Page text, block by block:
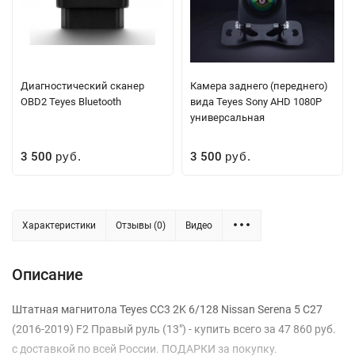
Диагностический сканер
OBD2 Teyes Bluetooth
3 500 руб.
Камера заднего (переднего)
вида Teyes Sony AHD 1080P
универсальная
3 500 руб.
Характеристики Отзывы (0) Видео
Описание
Штатная магнитола Teyes CC3 2K 6/128 Nissan Serena 5 C27
(2016-2019) F2 Правый руль (13") - купить всего за 47 860 руб.
с доставкой по всей России. ПОДАРКИ за покупку.